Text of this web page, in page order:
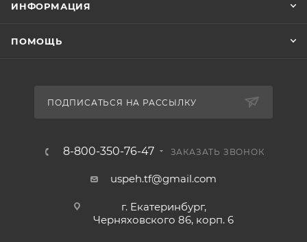
ИНФОРМАЦИЯ
ПОМОЩЬ
ПОДПИСАТЬСЯ НА РАССЫЛКУ
8-800-350-76-47 ЗАКАЗАТЬ ЗВОНОК
uspeh.tf@gmail.com
г. Екатеринбург,
Черняховского 86, корп. 6​